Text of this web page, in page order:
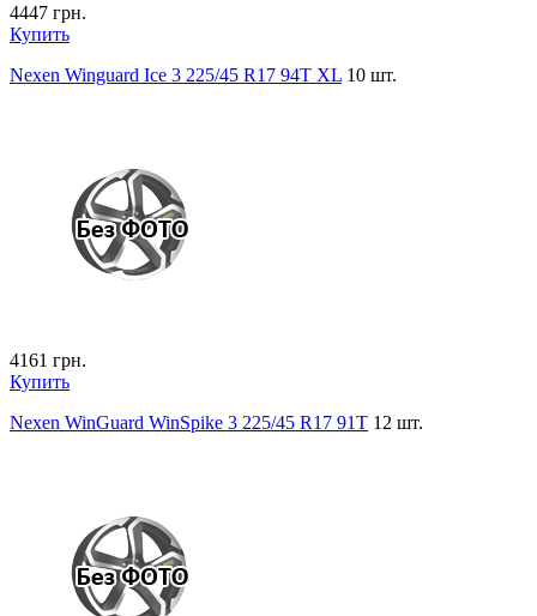
4447 грн.
Купить
Nexen Winguard Ice 3 225/45 R17 94T XL 10 шт.
4161 грн.
Купить
Nexen WinGuard WinSpike 3 225/45 R17 91T 12 шт.